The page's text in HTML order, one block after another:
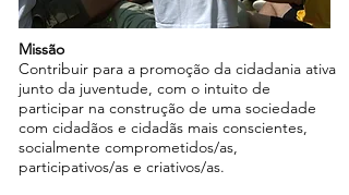
Missão
Contribuir para a promoção da cidadania ativa
junto da juventude, com o intuito de
participar na construção de uma sociedade
com cidadãos e cidadãs mais conscientes,
socialmente comprometidos/as,
participativos/as e criativos/as.